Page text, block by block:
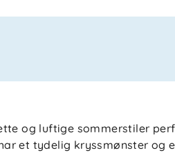
og luftige sommerstiler
et tydelig kryssmønster og